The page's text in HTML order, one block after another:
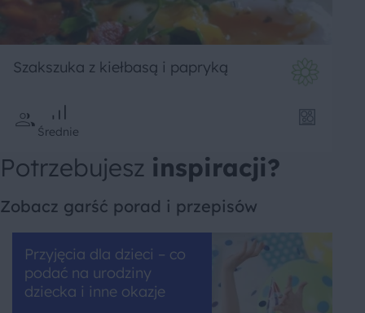
Szakszuka z kiełbasą i papryką
Średnie
Potrzebujesz inspiracji?
Zobacz garść porad i przepisów
Przyjęcia dla dzieci – co
podać na urodziny
dziecka i inne okazje